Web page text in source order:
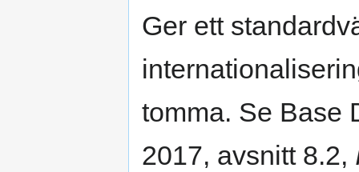
Ger ett
tomma. Se Base
2017, avsnitt 8.2,